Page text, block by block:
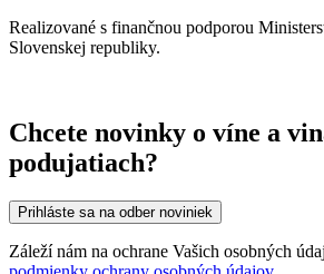
Realizované s finančnou podporou
Slovenskej republiky.
Chcete novinky o víne a
podujatiach?
Prihláste sa na odber noviniek
Záleží nám na ochrane Vašich osobných